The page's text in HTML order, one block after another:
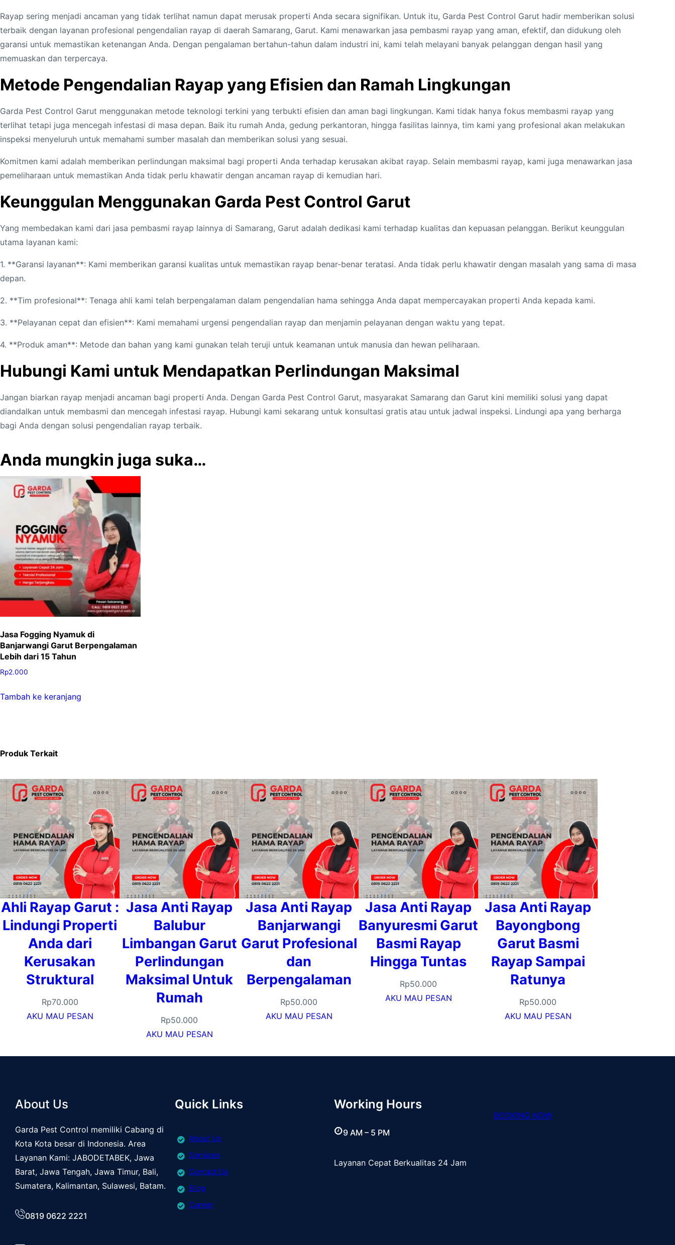
Rayap sering menjadi ancaman yang tidak terlihat namun dapat merusak properti Anda secara signifikan. Untuk itu, Garda Pest Control Garut hadir memberikan solusi
terbaik dengan layanan profesional pengendalian rayap di daerah Samarang, Garut. Kami menawarkan jasa pembasmi rayap yang aman, efektif, dan didukung oleh
garansi untuk memastikan ketenangan Anda. Dengan pengalaman bertahun-tahun dalam industri ini, kami telah melayani banyak pelanggan dengan hasil yang
memuaskan dan terpercaya.
Metode Pengendalian Rayap yang Efisien dan Ramah Lingkungan
Garda Pest Control Garut menggunakan metode teknologi terkini yang terbukti efisien dan aman bagi lingkungan. Kami tidak hanya fokus membasmi rayap yang
terlihat tetapi juga mencegah infestasi di masa depan. Baik itu rumah Anda, gedung perkantoran, hingga fasilitas lainnya, tim kami yang profesional akan melakukan
inspeksi menyeluruh untuk memahami sumber masalah dan memberikan solusi yang sesuai.
Komitmen kami adalah memberikan perlindungan maksimal bagi properti Anda terhadap kerusakan akibat rayap. Selain membasmi rayap, kami juga menawarkan jasa
pemeliharaan untuk memastikan Anda tidak perlu khawatir dengan ancaman rayap di kemudian hari.
Keunggulan Menggunakan Garda Pest Control Garut
Yang membedakan kami dari jasa pembasmi rayap lainnya di Samarang, Garut adalah dedikasi kami terhadap kualitas dan kepuasan pelanggan. Berikut keunggulan
utama layanan kami:
1. **Garansi layanan**: Kami memberikan garansi kualitas untuk memastikan rayap benar-benar teratasi. Anda tidak perlu khawatir dengan masalah yang sama di masa
depan.
2. **Tim profesional**: Tenaga ahli kami telah berpengalaman dalam pengendalian hama sehingga Anda dapat mempercayakan properti Anda kepada kami.
3. **Pelayanan cepat dan efisien**: Kami memahami urgensi pengendalian rayap dan menjamin pelayanan dengan waktu yang tepat.
4. **Produk aman**: Metode dan bahan yang kami gunakan telah teruji untuk keamanan untuk manusia dan hewan peliharaan.
Hubungi Kami untuk Mendapatkan Perlindungan Maksimal
Jangan biarkan rayap menjadi ancaman bagi properti Anda. Dengan Garda Pest Control Garut, masyarakat Samarang dan Garut kini memiliki solusi yang dapat
diandalkan untuk membasmi dan mencegah infestasi rayap. Hubungi kami sekarang untuk konsultasi gratis atau untuk jadwal inspeksi. Lindungi apa yang berharga
bagi Anda dengan solusi pengendalian rayap terbaik.
Anda mungkin juga suka…
Jasa Fogging Nyamuk di
Banjarwangi Garut Berpengalaman
Lebih dari 15 Tahun
Rp2.000
Tambah ke keranjang
Produk Terkait
Ahli Rayap Garut :
Lindungi Properti
Anda dari
Kerusakan
Struktural
Rp70.000
AKU MAU PESAN
Jasa Anti Rayap
Balubur
Limbangan Garut
Perlindungan
Maksimal Untuk
Rumah
Rp50.000
AKU MAU PESAN
Jasa Anti Rayap
Banjarwangi
Garut Profesional
dan
Berpengalaman
Rp50.000
AKU MAU PESAN
Jasa Anti Rayap
Banyuresmi Garut
Basmi Rayap
Hingga Tuntas
Rp50.000
AKU MAU PESAN
Jasa Anti Rayap
Bayongbong
Garut Basmi
Rayap Sampai
Ratunya
Rp50.000
AKU MAU PESAN
About Us
Garda Pest Control memiliki Cabang di
Kota Kota besar di Indonesia. Area
Layanan Kami: JABODETABEK, Jawa
Barat, Jawa Tengah, Jawa Timur, Bali,
Sumatera, Kalimantan, Sulawesi, Batam.
0819 0622 2221
Quick Links
About Us
Services
Contact Us
Blog
Career
Working Hours
9 AM – 5 PM
Layanan Cepat Berkualitas 24 Jam
BOOKING NOW